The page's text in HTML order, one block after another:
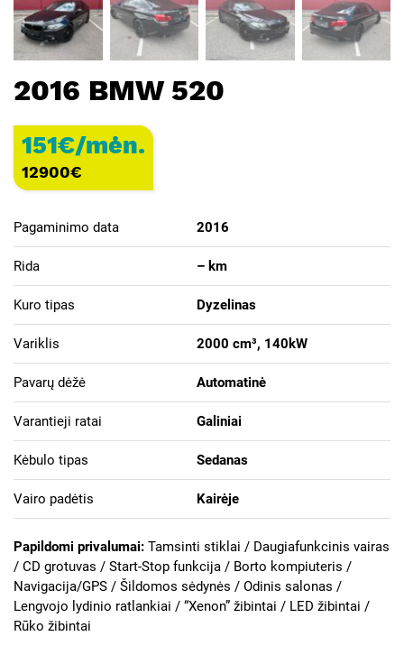
2016 BMW 520
151€/mėn.
12900€
Pagaminimo data 2016
Rida – km
Kuro tipas Dyzelinas
Variklis 2000 cm³, 140kW
Pavarų dėžė Automatinė
Varantieji ratai Galiniai
Kėbulo tipas Sedanas
Vairo padėtis Kairėje
Papildomi privalumai: Tamsinti stiklai / Daugiafunkcinis vairas
/ CD grotuvas / Start-Stop funkcija / Borto kompiuteris /
Navigacija/GPS / Šildomos sėdynės / Odinis salonas /
Lengvojo lydinio ratlankiai / “Xenon” žibintai / LED žibintai /
Rūko žibintai